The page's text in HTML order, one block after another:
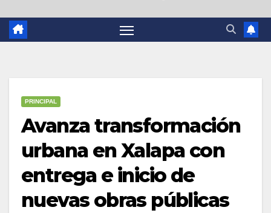
PRINCIPAL
Avanza transformación
urbana en Xalapa con
entrega e inicio de
nuevas obras públicas